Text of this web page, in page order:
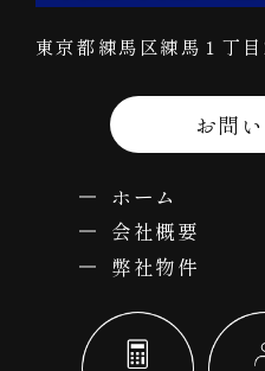
東京都練馬区練馬１丁
お問
ホーム
会社概要
弊社物件